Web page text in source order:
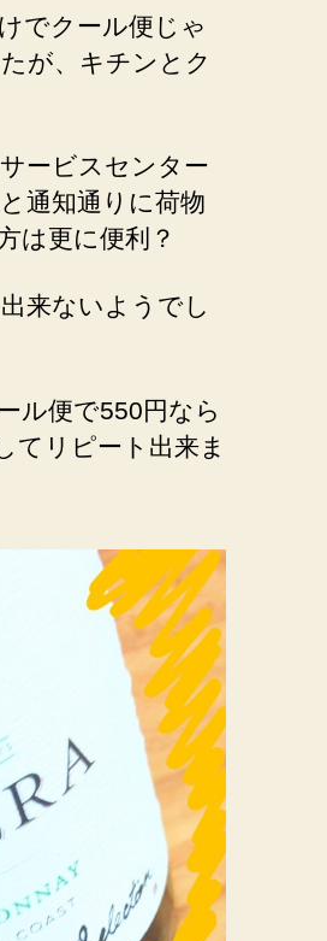
でクール便じゃ
が、キチンとク
ービスセンター
通知通りに荷物
は更に便利？
来ないようでし
ル便で550円なら
てリピート出来ま